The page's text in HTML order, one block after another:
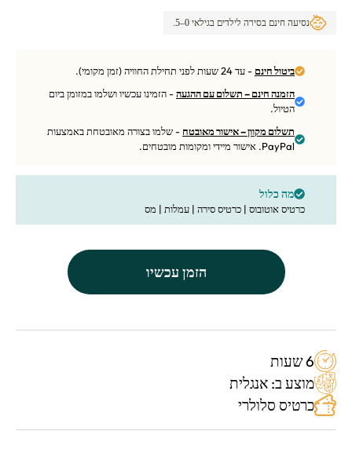
נסיעה חינם בסירה לילדים בגילאי 0–5.
ביטול חינם - עד 24 שעות לפני תחילת החוויה (זמן מקומי).
הזמנה חינם – תשלום עם ההגעה- הזמינו עכשיו ושלמו במזומן ביום
הטיול.
תשלום מקוון – אישור מאובטח - שלמו בצורה מאובטחת באמצעות
PayPal. אישור מיידי ומקומות מובטחים.
מה כלול
כרטיס אוטובוס | כרטיס סירה | עמלות | מס
הזמן עכשיו
6 שעות
מוצע ב: אנגלית
כרטיס סלולרי